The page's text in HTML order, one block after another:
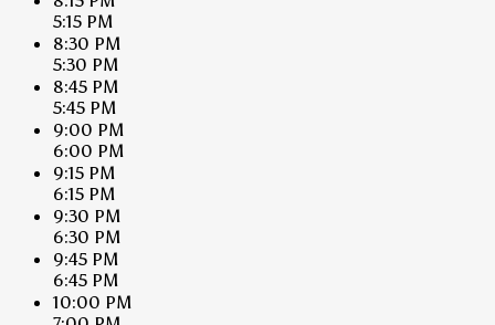
5:15 PM
8:30 PM
5:30 PM
8:45 PM
5:45 PM
9:00 PM
6:00 PM
9:15 PM
6:15 PM
9:30 PM
6:30 PM
9:45 PM
6:45 PM
10:00 PM